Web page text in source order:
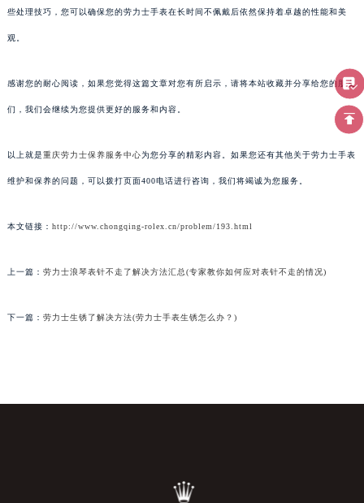
些处理技巧，您可以确保您的劳力士手表在长时间不佩戴后依然保持着卓越的性能和美
观。
感谢您的耐心阅读，如果您觉得这篇文章对您有所启示，请将本站收藏并分享给您的朋友
们，我们会继续为您提供更好的服务和内容。
以上就是重庆劳力士保养服务中心为您分享的精彩内容。如果您还有其他关于劳力士手表
维护和保养的问题，可以拨打页面400电话进行咨询，我们将竭诚为您服务。
本文链接： http://www.chongqing-rolex.cn/problem/193.html
上一篇： 劳力士浪琴表针不走了解决方法汇总(专家教你如何应对表针不走的情况)
下一篇： 劳力士生锈了解决方法(劳力士手表生锈怎么办？)